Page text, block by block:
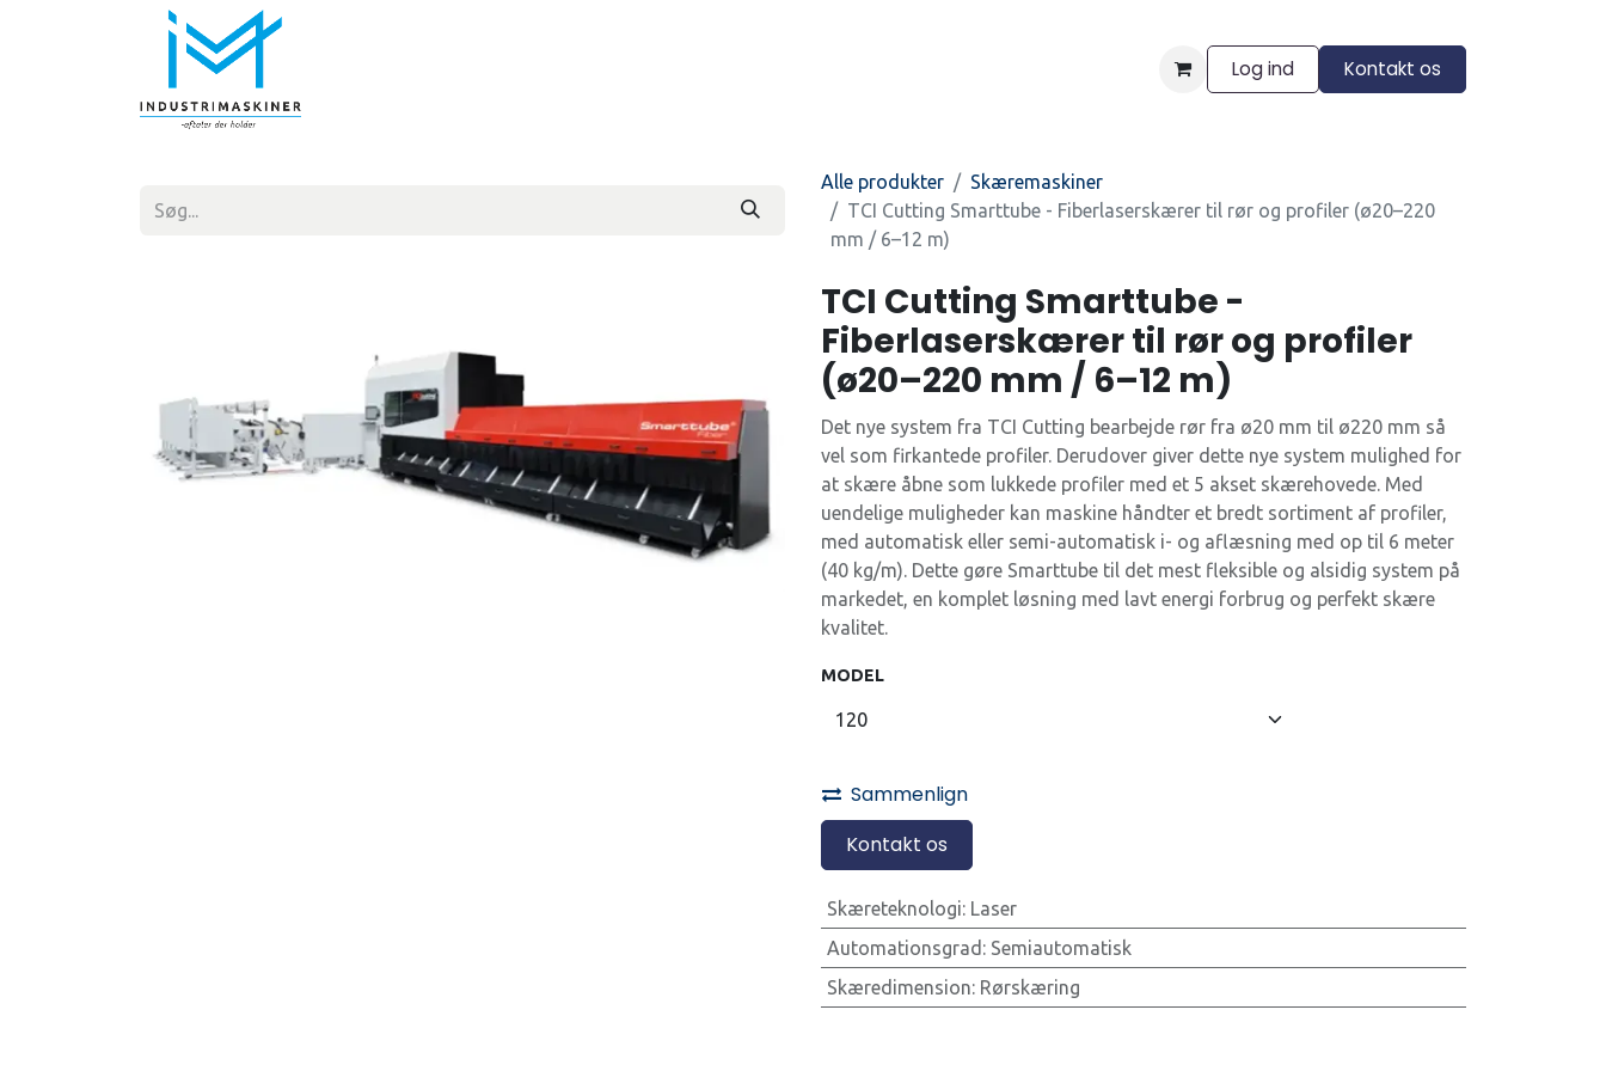
Log ind Kontakt os
Alle produkter
Skæremaskiner
TCI Cutting Smarttube - Fiberlaserskærer til rør og profiler (ø20–220
mm / 6–12 m)
TCI Cutting Smarttube -
Fiberlaserskærer til rør og profiler
(ø20–220 mm / 6–12 m)
Det nye system fra TCI Cutting bearbejde rør fra ø20 mm til ø220 mm så
vel som firkantede profiler. Derudover giver dette nye system mulighed for
at skære åbne som lukkede profiler med et 5 akset skærehovede. Med
uendelige muligheder kan maskine håndter et bredt sortiment af profiler,
med automatisk eller semi-automatisk i- og aflæsning med op til 6 meter
(40 kg/m). Dette gøre Smarttube til det mest fleksible og alsidig system på
markedet, en komplet løsning med lavt energi forbrug og perfekt skære
kvalitet.
MODEL
Sammenlign
Kontakt os
Skæreteknologi: Laser
Automationsgrad : Semiautomatisk
Skæredimension: Rørskæring